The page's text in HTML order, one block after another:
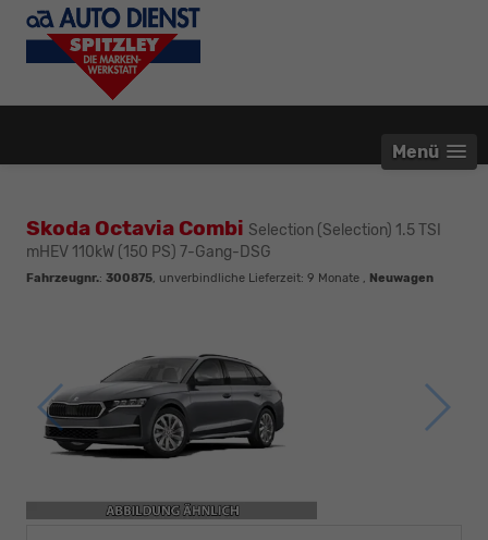
Menü
Skoda Octavia Combi Selection (Selection) 1.5 TSI
mHEV 110kW (150 PS) 7-Gang-DSG
Fahrzeugnr.: 300875, unverbindliche Lieferzeit: 9 Monate , Neuwagen